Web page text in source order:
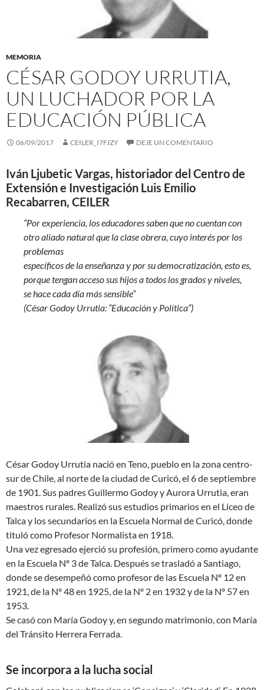
MEMORIA
CÉSAR GODOY URRUTIA,
UN LUCHADOR POR LA
EDUCACIÓN PÚBLICA
06/09/2017 CEILER_I7FJZY DEJE UN COMENTARIO
Iván Ljubetic Vargas, historiador del Centro de
Extensión e Investigación Luis Emilio
Recabarren, CEILER
“Por experiencia, los educadores saben que no cuentan con
otro aliado natural que la clase obrera, cuyo interés por los
problemas
específicos de la enseñanza y por su democratización, esto es,
porque tengan acceso sus hijos a todos los grados y niveles,
se hace cada día más sensible”
(César Godoy Urrutia: “Educación y Política”)
César Godoy Urrutia nació en Teno, pueblo en la zona centro-
sur de Chile, al norte de la ciudad de Curicó, el 6 de septiembre
de 1901. Sus padres Guillermo Godoy y Aurora Urrutia, eran
maestros rurales. Realizó sus estudios primarios en el Liceo de
Talca y los secundarios en la Escuela Normal de Curicó, donde
tituló como Profesor Normalista en 1918.
Una vez egresado ejerció su profesión, primero como ayudante
en la Escuela Nº 3 de Talca. Después se trasladó a Santiago,
donde se desempeñó como profesor de las Escuela Nº 12 en
1921, de la Nº 48 en 1925, de la Nº 2 en 1932 y de la Nº 57 en
1953.
Se casó con María Godoy y, en segundo matrimonio, con María
del Tránsito Herrera Ferrada.
Se incorpora a la lucha social